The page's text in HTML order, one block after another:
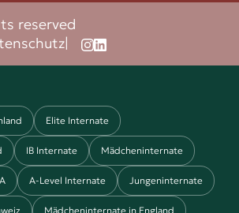
reserved
|
Elite Internate
IB Internate Mädcheninternate
A-Level Internate Jungeninternate
Mädcheninternate in England